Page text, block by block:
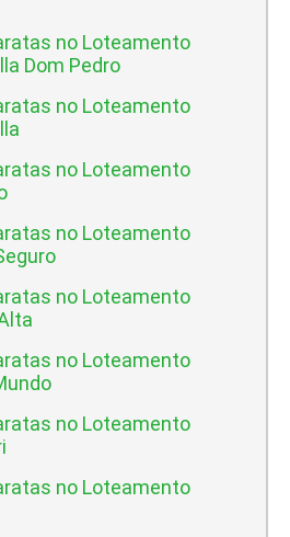
no Loteamento
Dom Pedro
no Loteamento
no Loteamento
no Loteamento
no Loteamento
no Loteamento
no Loteamento
no Loteamento